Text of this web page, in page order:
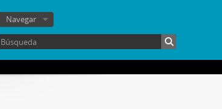
Navegar